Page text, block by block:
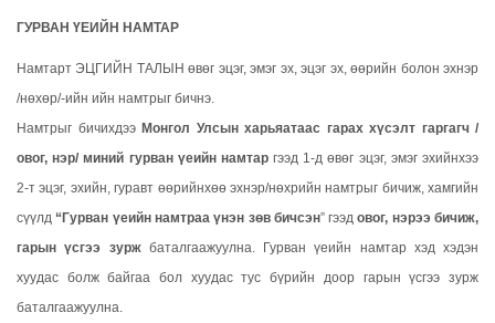
ГУРВАН ҮЕИЙН НАМТАР
Намтарт ЭЦГИЙН ТАЛЫН өвөг эцэг, эмэг эх, эцэг эх, өөрийн болон эхнэр
/нөхөр/-ийн ийн намтрыг бичнэ.
Намтрыг бичихдээ Монгол Улсын харьяатаас гарах хүсэлт гаргагч /
овог, нэр/ миний гурван үеийн намтаргээд 1-д өвөг эцэг, эмэг эхийнхээ
2-т эцэг, эхийн, гуравт өөрийнхөө эхнэр/нөхрийн намтрыг бичиж, хамгийн
сүүлд “Гурван үеийн намтраа үнэн зөв бичсэн” гээдовог, нэрээ бичиж,
гарын үсгээ зуржбаталгаажуулна. Гурван үеийн намтар хэд хэдэн
хуудас болж байгаа бол хуудас тус бүрийн доор гарын үсгээ зурж
баталгаажуулна.